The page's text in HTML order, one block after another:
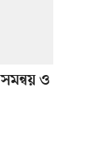
ও